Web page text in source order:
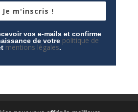
Je m'inscris !
vos e-mails et confirme
de votre politique de
mentions légales.